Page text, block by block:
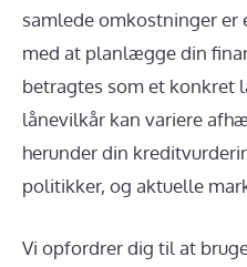
samlede omkostninger
med at planlægge din
betragtes som et konkret
lånevilkår kan variere
herunder din
politikker, og aktuelle
Vi opfordrer dig til at